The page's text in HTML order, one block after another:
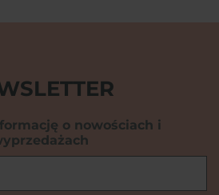
o nowościach i